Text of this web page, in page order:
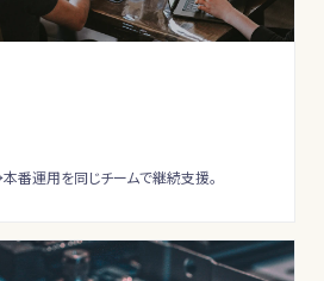
運用を同じチームで継続支援。